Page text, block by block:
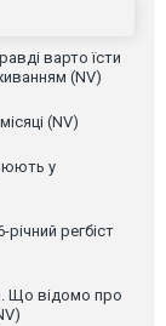
варто їсти
(NV)
(NV)
у
регбіст
Що відомо про